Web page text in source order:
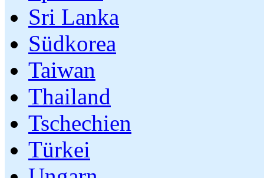
Sri Lanka
Südkorea
Taiwan
Thailand
Tschechien
Türkei